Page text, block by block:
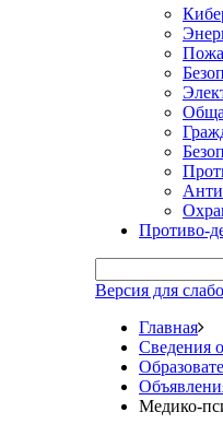
Противо-
Версия для
Главная
Сведения
Медико-